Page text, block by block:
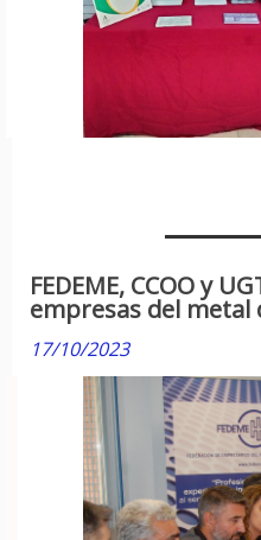
FEDEME, CCOO y
empresas del metal
17/10/2023